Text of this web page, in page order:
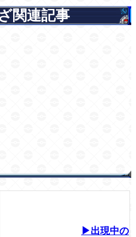
関連記事
▶出現中の